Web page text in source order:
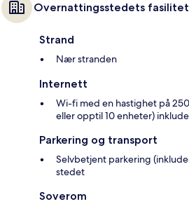
Overnattingsstedets
Strand
Nær stranden
Internett
Wi-fi med en hastighet på
eller opptil 10 enheter)
Parkering og transport
Selvbetjent parkering
stedet
Soverom